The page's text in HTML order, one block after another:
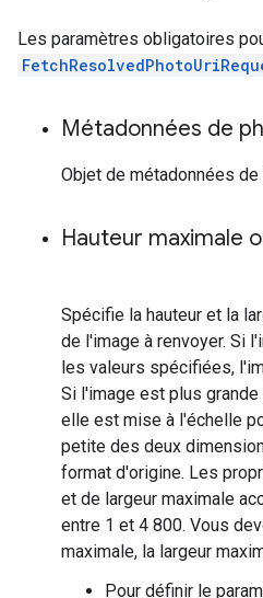
Les paramètres obligatoires
Métadonnées de
Objet de métadonnées de
Hauteur maximale
Spécifie la hauteur et la
de l'image à renvoyer. Si
les valeurs spécifiées,
Si l'image est plus
elle est mise à l'échelle
petite des deux
format d'origine. Les
et de largeur maximale
entre 1 et 4 800. Vous
maximale, la largeur
Pour définir le